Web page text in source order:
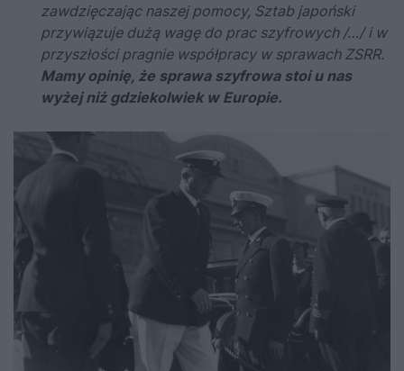
zawdzięczając naszej pomocy, Sztab japoński
przywiązuje dużą wagę do prac szyfrowych /…/ i w
przyszłości pragnie współpracy w sprawach ZSRR.
Mamy opinię, że sprawa szyfrowa stoi u nas
wyżej niż gdziekolwiek w Europie.